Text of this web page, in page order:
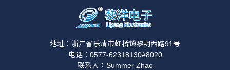
地址：浙江省乐清市虹桥镇黎明西路91号
电话：0577-62318130#8020
联系人：Summer Zhao